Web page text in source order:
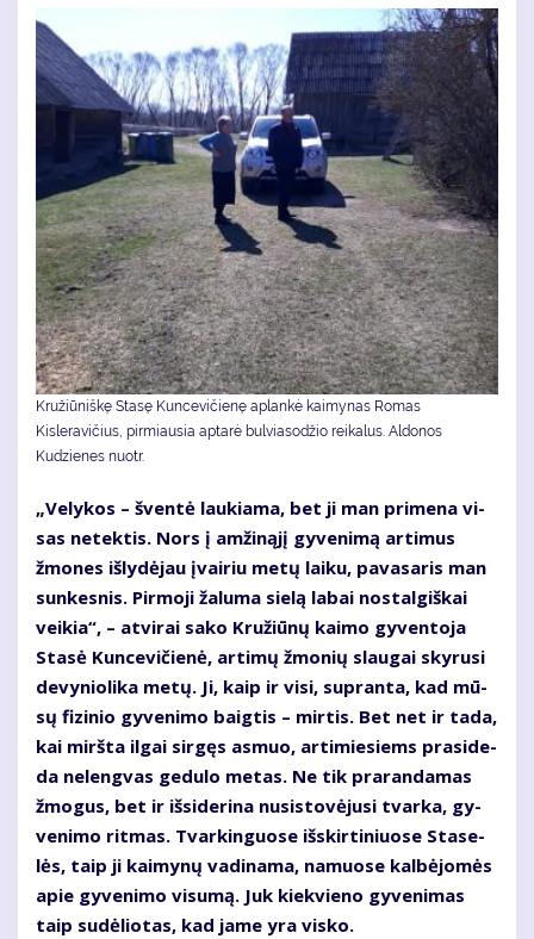
Kružiūniškę Stasę Kuncevičienę aplankė kaimynas Romas
Kisleravičius, pirmiausia aptarė bulviasodžio reikalus. Aldonos
Kudzienes nuotr.
„Ve­ly­kos – šven­tė lau­kia­ma, bet ji man pri­me­na vi­
sas ne­tek­tis. Nors į am­ži­ną­jį gy­ve­ni­mą ar­ti­mus
žmo­nes iš­ly­dė­jau įvai­riu me­tų lai­ku, pa­va­sa­ris man
sun­kes­nis. Pir­mo­ji ža­lu­ma sie­lą la­bai nos­tal­giš­kai
vei­kia“, – at­vi­rai sa­ko Kru­žiū­nų kai­mo gy­ven­to­ja
Sta­sė Kun­ce­vi­čie­nė, ar­ti­mų žmo­nių slau­gai sky­ru­si
de­vy­nio­li­ka me­tų. Ji, kaip ir vi­si, su­pran­ta, kad mū­
sų fi­zi­nio gy­ve­ni­mo baig­tis – mir­tis. Bet net ir ta­da,
kai mirš­ta il­gai sir­gęs as­muo, ar­ti­mie­siems pra­si­de­
da ne­leng­vas ge­du­lo me­tas. Ne tik pra­ran­da­mas
žmo­gus, bet ir iš­si­de­ri­na nu­si­sto­vė­ju­si tvar­ka, gy­
ve­ni­mo rit­mas. Tvar­kin­guo­se iš­skir­ti­niuo­se Sta­se­
lės, taip ji kai­my­nų va­di­na­ma, na­muo­se kal­bė­jo­mės
apie gy­ve­ni­mo vi­su­mą. Juk kiek­vie­no gy­ve­ni­mas
taip su­dė­lio­tas, kad ja­me yra vis­ko.